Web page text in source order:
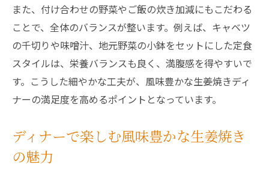
また、付け合わせの野菜やご飯の炊き加減にもこだわる
ことで、全体のバランスが整います。例えば、キャベツ
の千切りや味噌汁、地元野菜の小鉢をセットにした定食
スタイルは、栄養バランスも良く、満腹感を得やすいで
す。こうした細やかな工夫が、風味豊かな生姜焼きディ
ナーの満足度を高めるポイントとなっています。
ディナーで楽しむ風味豊かな生姜焼き
の魅力